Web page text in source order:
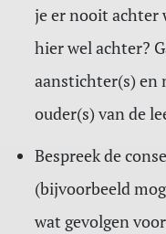
je er nooit achter
hier wel achter?
aanstichter(s) en
ouder(s) van de
Bespreek de
(bijvoorbeeld
wat gevolgen